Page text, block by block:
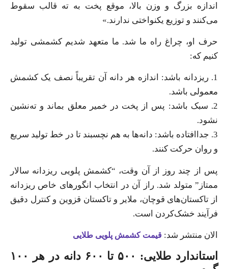
اندازه بزرگ و وزن بالا، موقع پخت به ته قالب سقوط
می‌کنند و توزیع یکنواختی ندارند.»
حرف او، چراغ راه ما شد. ما متعهد شدیم کشمشی تولید
کنیم که:
1. ریزدانه باشد: اندازه هر دانه آن تقریباً نصف یک کشمش
معمولی باشد.
2. سبک باشد: پس از پخت در خمیر معلق بماند و ته‌نشین
نشود.
3. جداافتاده باشد: دانه‌ها به هم نچسبند تا در خط تولید سریع
و روان حرکت کنند.
پس از چند روز از آن وقت، “کشمش پلویی ریزدانه سالار
ممتاز” متولد شد. راز آن در انتخاب انگورهای خاص ریزدانه
از تاکستان‌های قوچان، ملایر و تاکستان قزوین و کنترل دقیق
فرآیند خشک‌کردن است.
الان منتشر شد:قیمت کشمش پلویی طلایی
استاندارد طلایی: ۵۰۰ تا ۶۰۰ دانه در هر ۱۰۰